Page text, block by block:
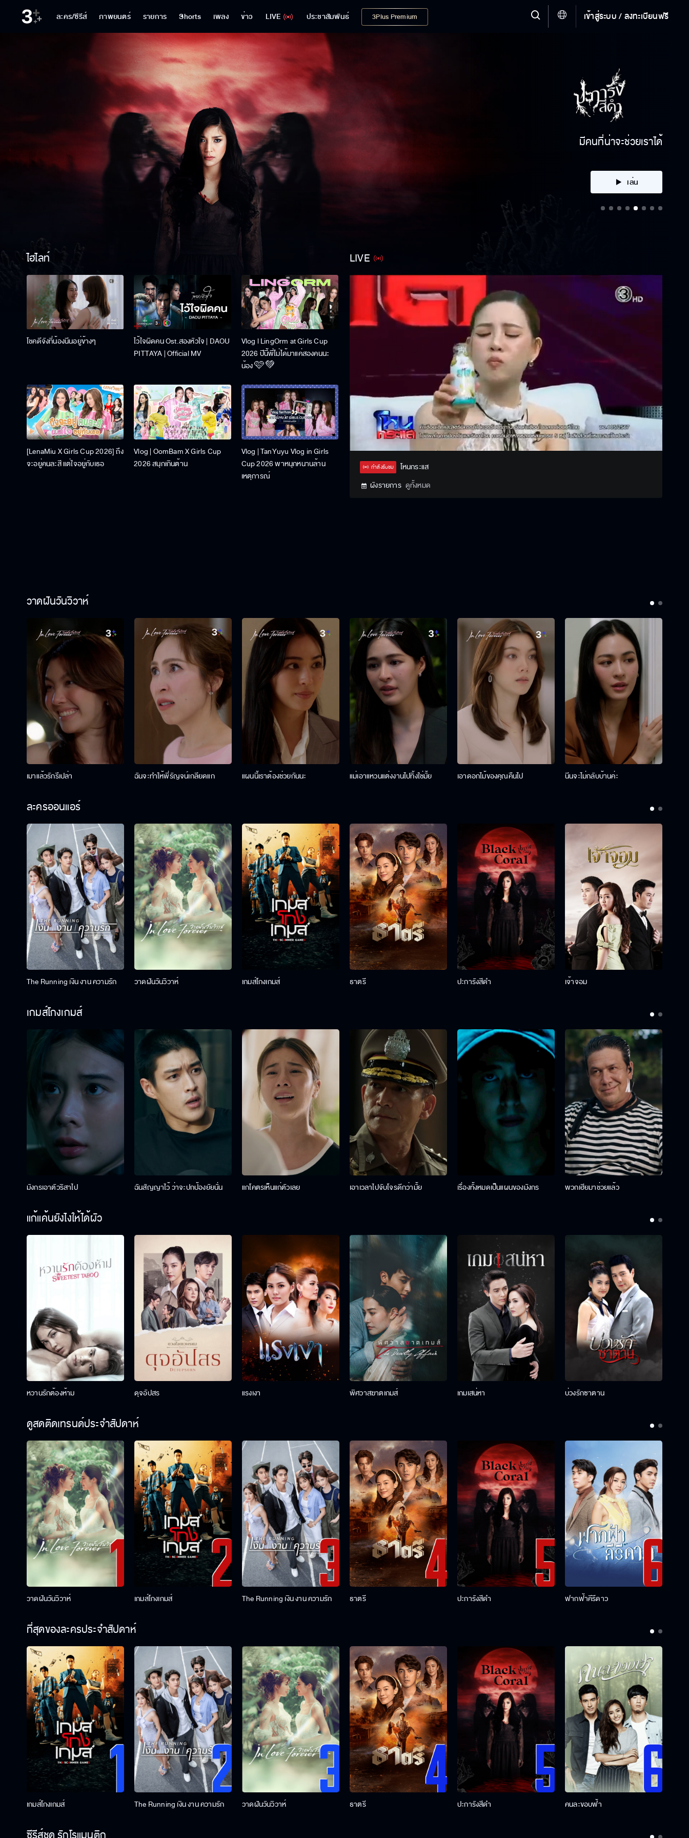
ละคร/ซีรีส์ ภาพยนตร์ รายการ Shorts เพลง ข่าว LIVE ประชาสัมพันธ์ 3Plus Premium เข้าสู่ระบบ / ลงทะเบียนฟรี
คลิก
ไฮไลท์
โชคดีจังที่น้องนีนอยู่ข้างๆ
ไว้ใจผิดคน Ost.สองหัวใจ | DAOU
PITTAYA | Official MV
Vlog l LingOrm at Girls Cup
2026 ปีนี้พี่ไม่ได้มาแค่สองคนนะ
น้อง 🩷💚
[LenaMiu X Girls Cup 2026] ถึง
จะอยู่คนละสี แต่ใจอยู่กับเธอ
Vlog | OomBam X Girls Cup
2026 สนุกเกินต้าน
Vlog | TanYuyu Vlog in Girls
Cup 2026 พาหนุกหนานล้าน
เหตุการณ์
LIVE
UnmuteStream
Type
กำลังรับชม
โหนกระแส
ผังรายการ ดูทั้งหมด
วาดฝันวันวิวาห์
เมาแล้วรักรึเปล่า ฉันจะทำให้พี่รัญจน์เกลียดแก แผนนี้เราต้องช่วยกันนะ แม่เอาแหวนแต่งงานไปทิ้งใช่มั้ย เอาดอกไม้ของคุณคืนไป นีนจะไม่กลับบ้านค่ะ
ละครออนแอร์
The Running เงิน งาน ความรัก วาดฝันวันวิวาห์ เกมส์โกงเกมส์ ธาตรี ปะการังสีดำ เจ้าจอม
เกมส์โกงเกมส์
มังกรเอาตัวริสาไป ฉันสัญญาไว้ ว่าจะปกป้องยัยนั่น แกโคตรเห็นแก่ตัวเลย เอาเวลาไปจับโจรดีกว่ามั้ย เรื่องทั้งหมดเป็นแผนของมังกร พวกเฮียมาช่วยแล้ว
แก้แค้นยังไงให้ได้ผัว
หวานรักต้องห้าม ดุจอัปสร แรงเงา พิศวาสฆาตเกมส์ เกมเสน่หา บ่วงรักซาตาน
ดูสดติดเทรนด์ประจำสัปดาห์
วาดฝันวันวิวาห์ เกมส์โกงเกมส์ The Running เงิน งาน ความรัก ธาตรี ปะการังสีดำ ฟากฟ้าคีรีดาว
ที่สุดของละครประจำสัปดาห์
เกมส์โกงเกมส์ The Running เงิน งาน ความรัก วาดฝันวันวิวาห์ ธาตรี ปะการังสีดำ คนละขอบฟ้า